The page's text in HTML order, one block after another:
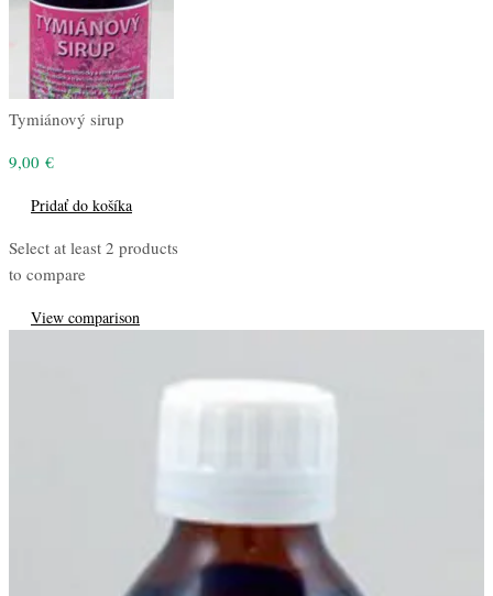
Tymiánový sirup
9,00 €
Pridať do košíka
Select at least 2 products
to compare
View comparison